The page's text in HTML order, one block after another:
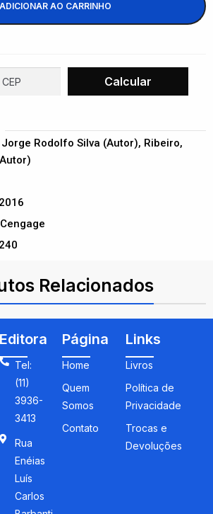
ADICIONAR AO CARRINHO
Rodolfo Silva (Autor), Ribeiro,
Relacionados
Editora
Tel:
(11)
3936-
3413
Rua
Enéias
Luís
Carlos
Página
Home
Quem
Somos
Contato
Links
Livros
Política de
Privacidade
Trocas e
Devoluções